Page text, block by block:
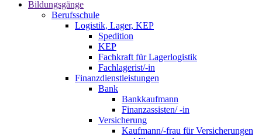
Bildungsgänge
Berufsschule
Logistik, Lager, KEP
Spedition
KEP
Fachkraft für Lagerlogistik
Fachlagerist/-in
Finanzdienstleistungen
Bank
Bankkaufmann
Finanzassisten/ -in
Versicherung
Kaufmann/-frau für Versicherungen